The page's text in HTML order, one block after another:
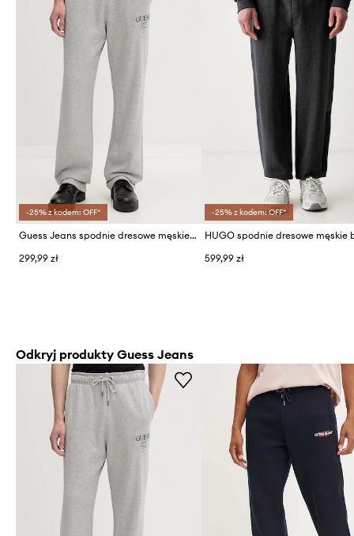
-25% z kodem: OFF*
Guess Jeans spodnie dresowe męskie bawełniane
299,99 zł
-25% z kodem: OFF*
599,99 zł
Odkryj produkty Guess Jeans